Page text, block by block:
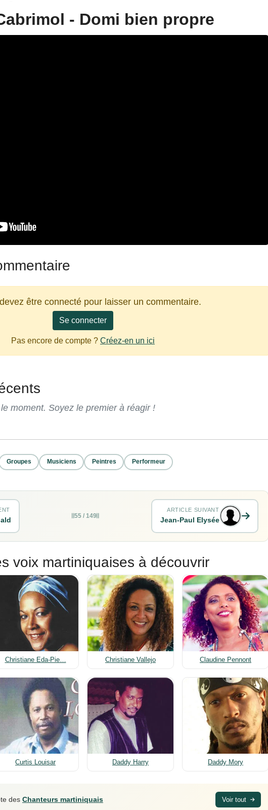
- Domi bien propre
être connecté pour laisser un commentaire.
Se connecter
Pas encore de compte ? Créez-en un ici
moment. Soyez le premier à réagir !
Groupes Musiciens Peintres Performeur
55 / 149
ARTICLE SUIVANT
Jean-Paul Elysée
voix martiniquaises à découvrir
Christiane Eda-Pie… Christiane Vallejo Claudine Pennont
Curtis Louisar Daddy Harry Daddy Mory
des Chanteurs martiniquais Voir tout